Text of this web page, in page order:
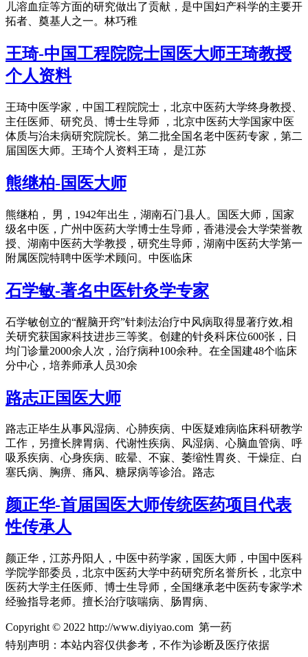
儿溶血症等方面的研究做出了贡献，是中国妇产科学的主要开
拓者、奠基人之一。林巧稚
王琦-中国工程院院士国医大师王琦教授
个人资料
王琦中医学家，中国工程院院士，北京中医药大学终身教授、
主任医师、研究员、博士生导师 ，北京中医药大学国家中医
体质与治未病研究院院长。第二批全国名老中医药专家，第二
届国医大师。王琦个人资料王琦， 是江苏
熊继柏-国医大师
熊继柏， 男，1942年出生，湖南石门县人。国医大师，国家
级名中医，广州中医药大学博士生导师，香港浸会大学荣誉教
授、湖南中医药大学教授，研究生导师，湖南中医药大学第一
附属医院特聘中医学术顾问。中医临床
石学敏-著名中医针灸学专家
石学敏创立的“醒脑开窍”针刺法治疗中风病取得显著疗效,相
关研究获国家科技进步三等奖。创建的针灸科床位600张，日
均门诊量2000余人次，治疗病种100余种。在全国建48个临床
分中心，培养师承人员30余
路志正国医大师
路志正毕生从事风湿病、心肺疾病、中医疑难病临床科研教学
工作，另擅长脾胃病、代谢性疾病、风湿病、心脑血管病、呼
吸系疾病、心身疾病、眩晕、不寐、萎缩性胃炎、干燥症、白
塞氏病、胸痹、痛风、糖尿病等诊治。路志
颜正华-首届国医大师传统医药项目代表
性传承人
颜正华，江苏丹阳人，中医中药学家，国医大师，中国中医科
学院学部委员，北京中医药大学中药研究所名誉所长，北京中
医药大学主任医师、博士生导师，全国继承老中医药专家学术
经验指导老师。擅长治疗咳喘病、肠胃病、
Copyright © 2022 http://www.diyiyao.com 第一药
特别声明：本站内容仅供参考，不作为诊断及医疗依据